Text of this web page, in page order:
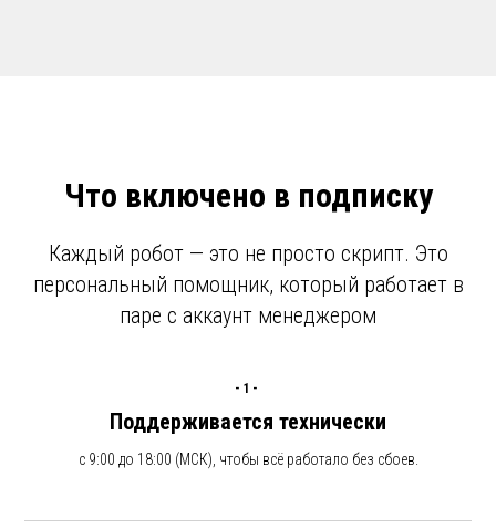
Что включено в подписку
Каждый робот — это не просто скрипт. Это
персональный помощник, который работает в
паре с аккаунт менеджером
-1-
Поддерживается технически
с 9:00 до 18:00 (МСК), чтобы всё работало без сбоев.